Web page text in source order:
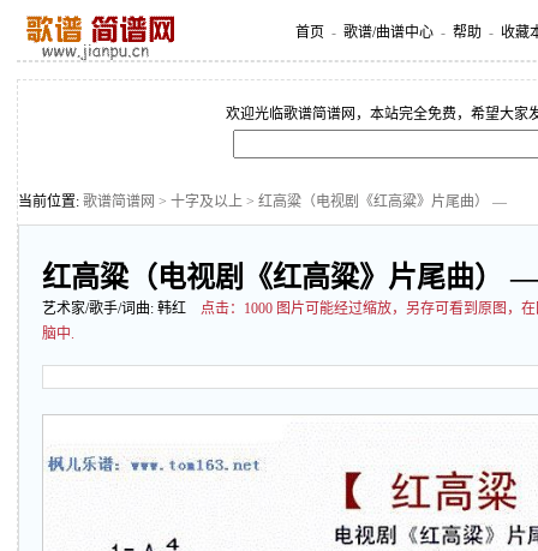
首页 - 歌谱/曲谱中心 - 帮助 - 收藏
欢迎光临歌谱简谱网，本站完全免费，希望大家
当前位置: 歌谱简谱网 > 十字及以上 > 红高粱（电视剧《红高粱》片尾曲） —
红高粱（电视剧《红高粱》片尾曲） —
艺术家/歌手/词曲: 韩红 点击： 1000 图片可能经过缩放，另存可看到原图，
脑中.